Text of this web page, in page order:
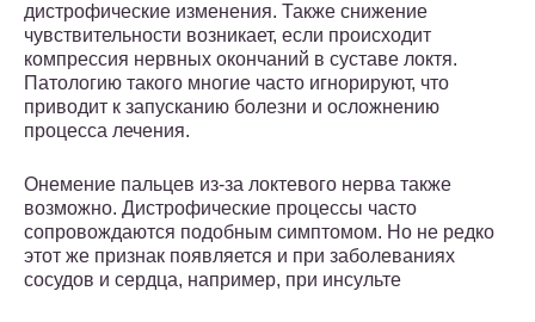
дистрофические изменения. Также снижение
чувствительности возникает, если происходит
компрессия нервных окончаний в суставе локтя.
Патологию такого многие часто игнорируют, что
приводит к запусканию болезни и осложнению
процесса лечения.
Онемение пальцев из-за локтевого нерва также
возможно. Дистрофические процессы часто
сопровождаются подобным симптомом. Но не редко
этот же признак появляется и при заболеваниях
сосудов и сердца, например, при инсульте